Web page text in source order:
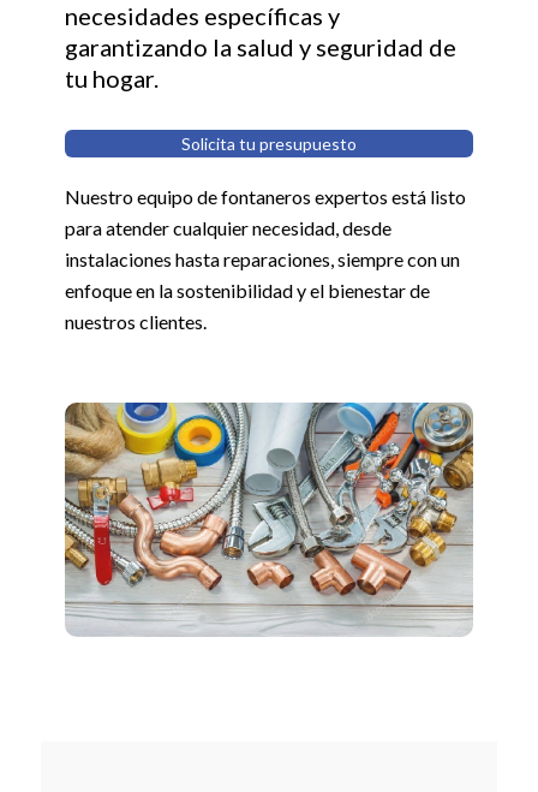
necesidades específicas y
garantizando la salud y seguridad de
tu hogar.
Solicita tu presupuesto
Nuestro equipo de fontaneros expertos está listo
para atender cualquier necesidad, desde
instalaciones hasta reparaciones, siempre con un
enfoque en la sostenibilidad y el bienestar de
nuestros clientes.